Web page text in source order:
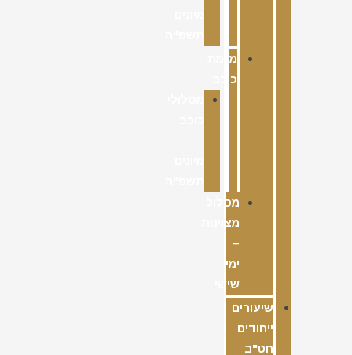
מגמת
כוכב
מסלול
מצוינות
–
ימי
שישי
שיעורים
ייחודים
חט"ב